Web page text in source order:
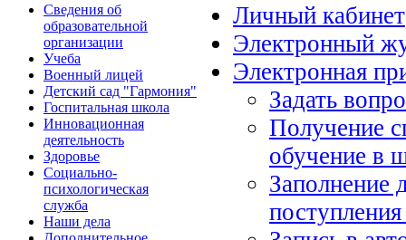
Сведения об
образовательной
организации
Учеба
Военный лицей
Детский сад "Гармония"
Госпитальная школа
Инновационная
деятельность
Здоровье
Социально-
психологическая
служба
Наши дела
Личный кабинет
Электронный
Электронная
Задать
Получение
обучение в
Заполнение